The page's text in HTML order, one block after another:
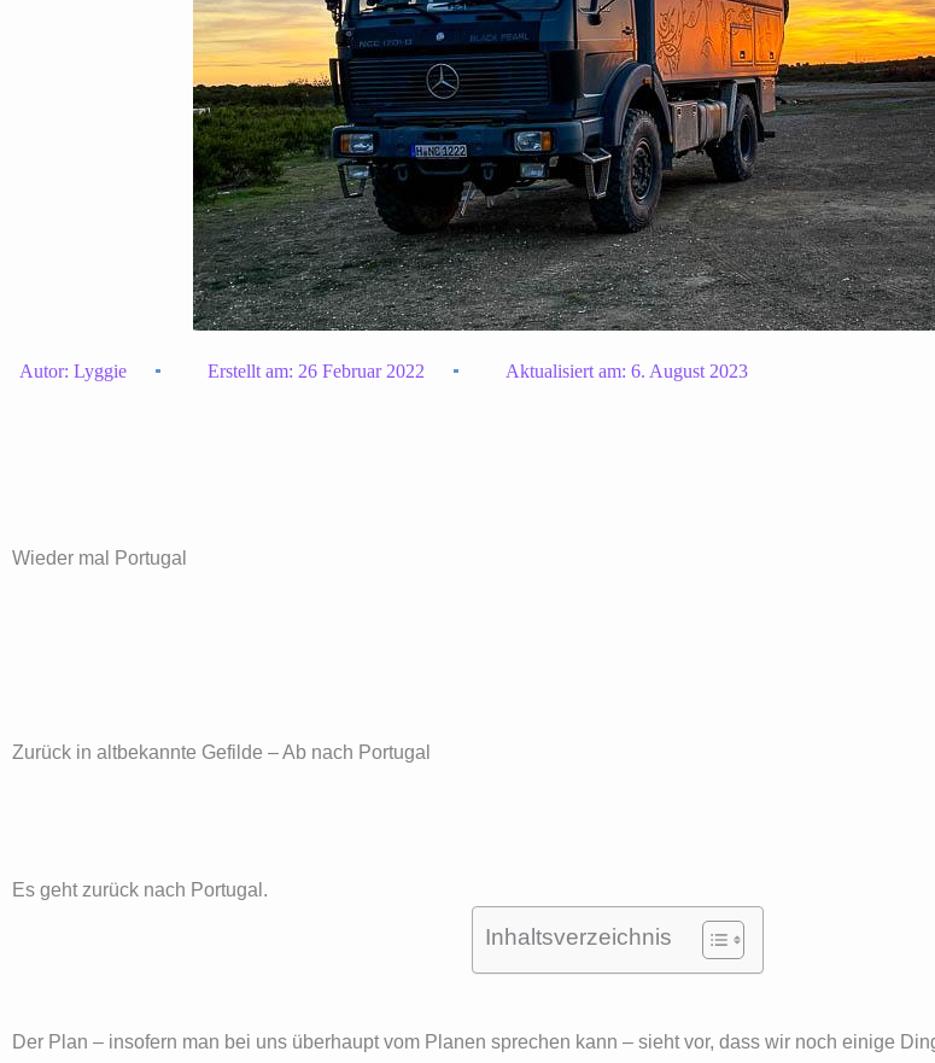
Autor: Lyggie Erstellt am: 26 Februar 2022 Aktualisiert am: 6. August 2023
Wieder mal Portugal
Zurück in altbekannte Gefilde – Ab nach Portugal
Es geht zurück nach Portugal.
Inhaltsverzeichnis
Der Plan – insofern man bei uns überhaupt vom Planen sprechen kann – sieht vor, dass wir noch einige